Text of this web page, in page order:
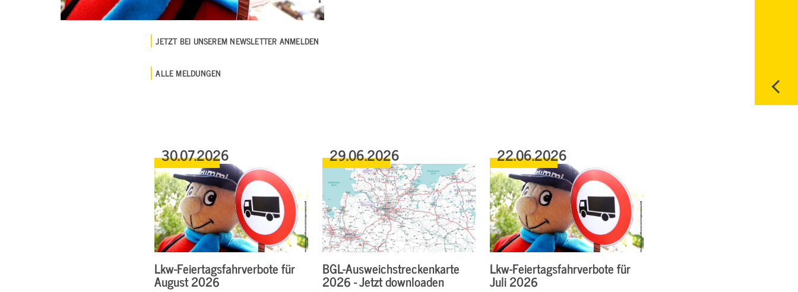
JETZT BEI UNSEREM NEWSLETTER ANMELDEN
ALLE MELDUNGEN
30.07.2026
Lkw-Feiertagsfahrverbote für
August 2026
29.06.2026
BGL-Ausweichstreckenkarte
2026 - Jetzt downloaden
22.06.2026
Lkw-Feiertagsfahrverbote für
Juli 2026